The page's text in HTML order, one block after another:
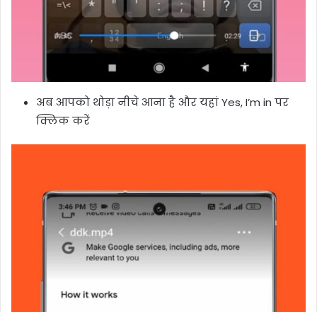
अब आपको थोड़ा नीचे आना है और यहां Yes, I’m in पर
क्लिक करें